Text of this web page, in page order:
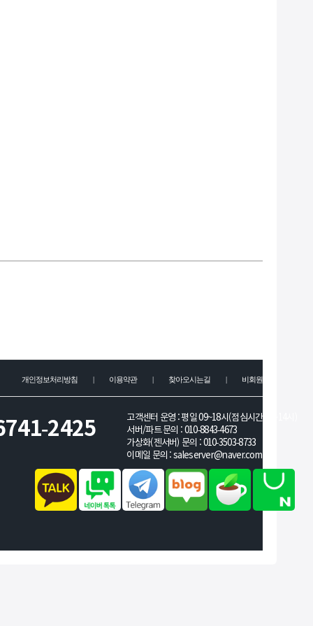
개인정보처리방침 | 이용약관 | 찾아오시는길 | 비회원문의
2425
고객센터 운영 : 평일 09~18시(점심시간 13~14시)
서버/파트 문의 : 010-8843-4673
가상화(젠서버) 문의 : 010-3503-8733
이메일 문의 :saleserver@naver.com